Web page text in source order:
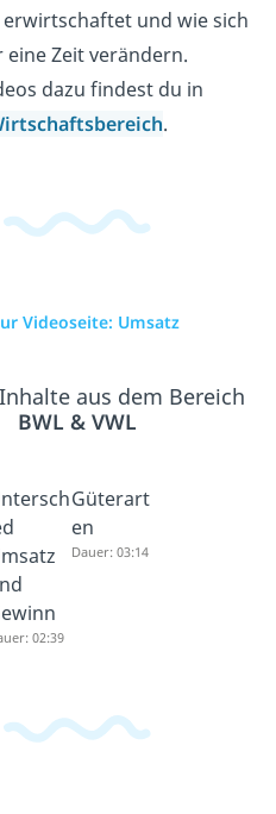
und wie sich
eine Zeit verändern.
dazu findest du in
.
Videoseite: Umsatz
aus dem Bereich
BWL & VWL
02:39
Güterart
en
Dauer: 03:14